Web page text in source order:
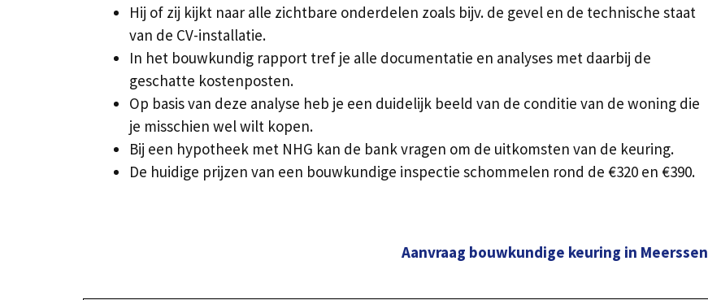
Hij of zij kijkt naar alle zichtbare onderdelen zoals bijv. de gevel en de technische staat
van de CV-installatie.
In het bouwkundig rapport tref je alle documentatie en analyses met daarbij de
geschatte kostenposten.
Op basis van deze analyse heb je een duidelijk beeld van de conditie van de woning die
je misschien wel wilt kopen.
Bij een hypotheek met NHG kan de bank vragen om de uitkomsten van de keuring.
De huidige prijzen van een bouwkundige inspectie schommelen rond de €320 en €390.
Aanvraag bouwkundige keuring in Meerssen